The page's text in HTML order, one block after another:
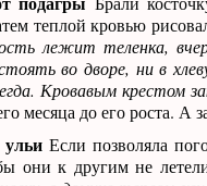
теплой кровью
лежит теленка,
во дворе, ни в
Кровавым крестом
месяца до его роста. А
Если позволяла
они к другим не